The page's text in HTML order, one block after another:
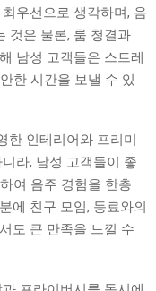
우선으로 생각하며, 음
것은 물론, 룸 청결과
남성 고객들은 스트레
한 시간을 보낼 수 있
한 인테리어와 프리미
라, 남성 고객들이 좋
여 음주 경험을 한층
에 친구 모임, 동료와의
도 큰 만족을 느낄 수